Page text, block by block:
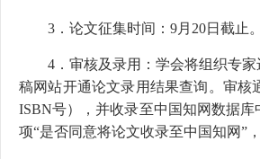
3．论文征集时间：9月20日截止。
4．审核及录用：学会将组织专
稿网站开通论文录用结果查询。审
ISBN号），并收录至中国知网数据
项“是否同意将论文收录至中国知网”，